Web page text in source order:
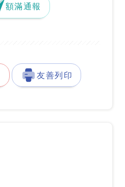
額滿通報
友善列印